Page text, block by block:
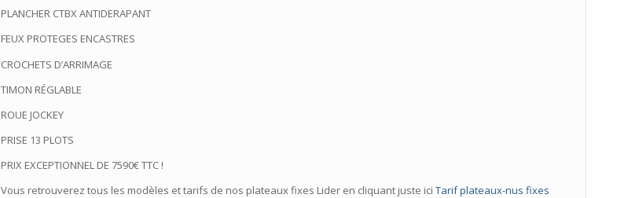
PLANCHER CTBX ANTIDERAPANT
FEUX PROTEGES ENCASTRES
CROCHETS D’ARRIMAGE
TIMON RÉGLABLE
ROUE JOCKEY
PRISE 13 PLOTS
PRIX EXCEPTIONNEL DE 7590€ TTC !
Vous retrouverez tous les modèles et tarifs de nos plateaux fixes Lider en cliquant juste iciTarif plateaux-nus fixes